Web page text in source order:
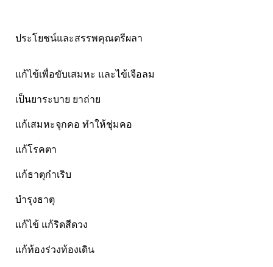
สินค้าอื่นๆ
LYNAE
Pharmahof
Eucerin ยูเซอรีน
Hi-balanz
Smooth-E
Pharmapure
ประโยชน์และสรรพคุณตรีผลา
แก้ไข้เพื่อขับเสมหะ และไข้เจือลม
เป็นยาระบาย ยาถ่าย
แก้เสมหะจุกคอ ทำให้ชุ่มคอ
แก้โรคตา
แก้ธาตุกำเริบ
บำรุงธาตุ
แก้ไข้ แก้ริดสีดวง
แก้ท้องร่วงท้องเดิน